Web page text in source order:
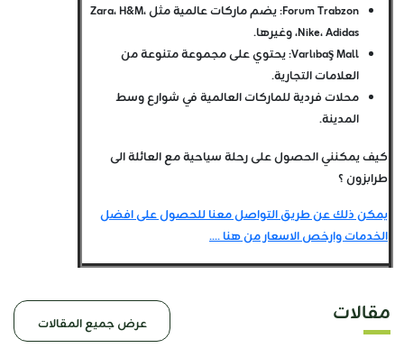
Forum Trabzon
: يضم ماركات عالمية مثل Zara، H&M،
Nike، Adidas، وغيرها.
Varlıbaş Mall: يحتوي على مجموعة متنوعة من
العلامات التجارية.
محلات فردية للماركات العالمية في شوارع وسط
المدينة.
كيف يمكنني الحصول على رحلة سياحية مع العائلة الى
طرابزون ؟
يمكن ذلك عن طريق التواصل معنا للحصول على افضل
الخدمات وارخص الاسعار من هنا ....
مقالات عرض جميع المقالات